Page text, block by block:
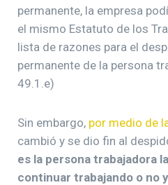
permanente, la empresa
el mismo Estatuto de los
lista de razones para el
permanente de la persona
49.1.e)
Sin embargo, por medio de
cambió y se dio fin al
es la persona trabajadora
continuar trabajando o no